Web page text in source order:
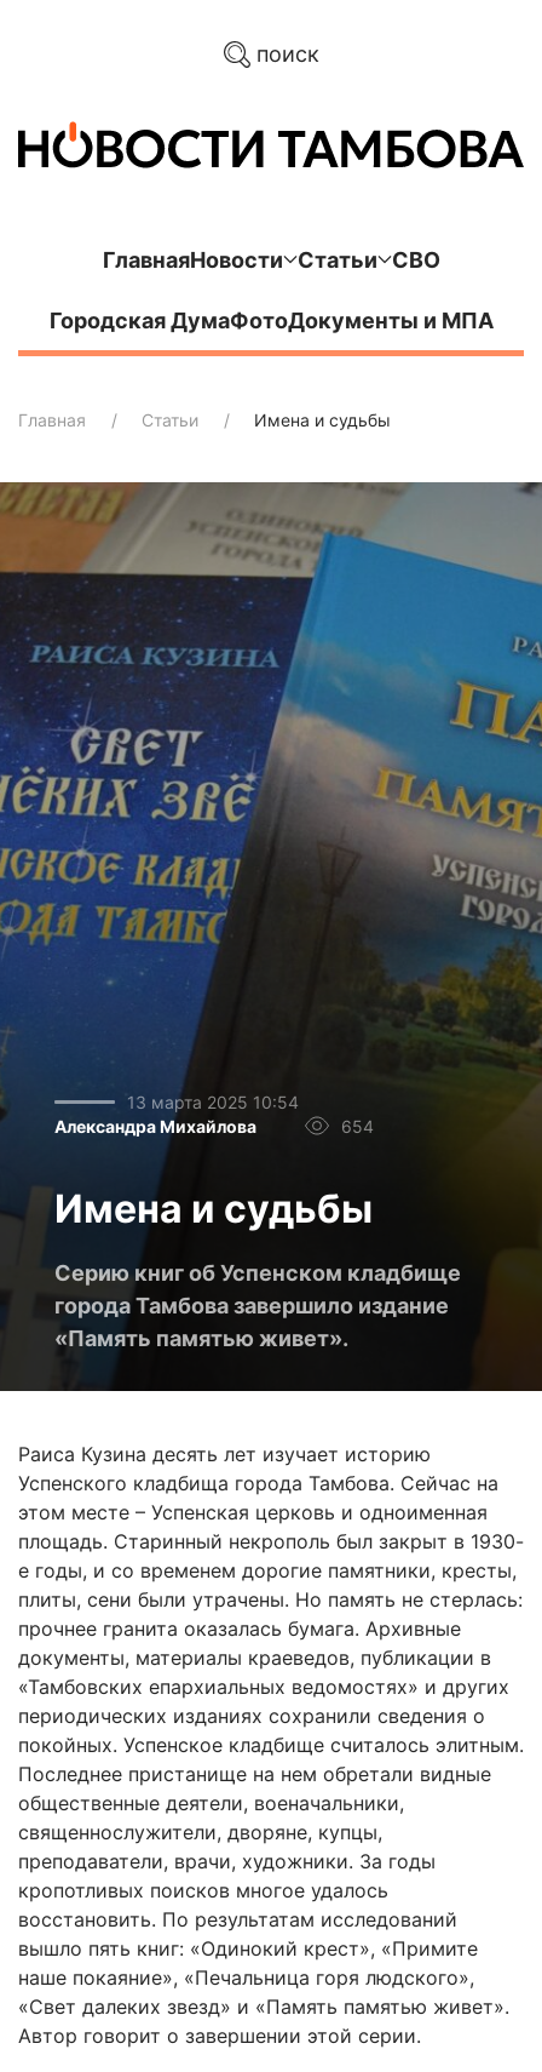
поиск
ГлавнаяНовости Статьи СВО
Городская ДумаФотоДокументы и МПА
Главная Статьи Имена и судьбы
13 марта 2025 10:54
Александра Михайлова
654
Имена и судьбы
Серию книг об Успенском кладбище
города Тамбова завершило издание
«Память памятью живет».
Раиса Кузина десять лет изучает историю
Успенского кладбища города Тамбова. Сейчас на
этом месте – Успенская церковь и одноименная
площадь. Старинный некрополь был закрыт в 1930-
е годы, и со временем дорогие памятники, кресты,
плиты, сени были утрачены. Но память не стерлась:
прочнее гранита оказалась бумага. Архивные
документы, материалы краеведов, публикации в
«Тамбовских епархиальных ведомостях» и других
периодических изданиях сохранили сведения о
покойных. Успенское кладбище считалось элитным.
Последнее пристанище на нем обретали видные
общественные деятели, военачальники,
священнослужители, дворяне, купцы,
преподаватели, врачи, художники. За годы
кропотливых поисков многое удалось
восстановить. По результатам исследований
вышло пять книг: «Одинокий крест», «Примите
наше покаяние», «Печальница горя людского»,
«Свет далеких звезд» и «Память памятью живет».
Автор говорит о завершении этой серии.